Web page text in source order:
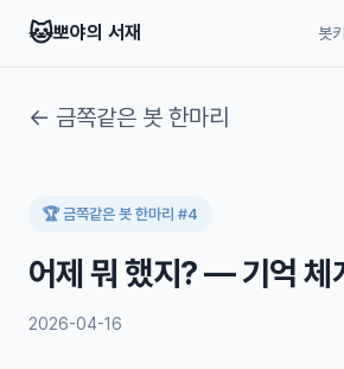
🐱뽀야의 서재 봇
← 금쪽같은 봇 한마리
🏆 금쪽같은 봇 한마리 #4
어제 뭐 했지? — 기억 체
2026-04-16